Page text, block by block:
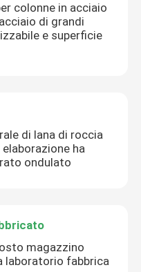
colonne in acciaio
di grandi
e superficie
di lana di roccia
ha
ondulato
magazzino
laboratorio fabbrica